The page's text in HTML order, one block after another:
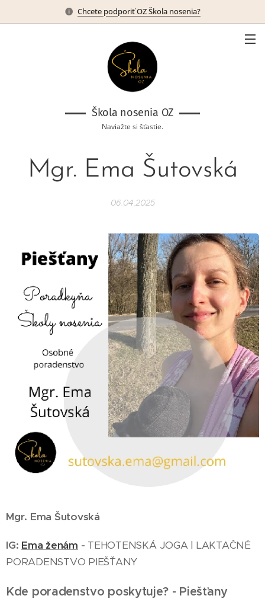
Chcete podporiť OZ Škola nosenia?
Škola nosenia OZ
Naviažte si šťastie.
Mgr. Ema Šutovská
06.04.2025
Mgr. Ema Šutovská
IG: Ema ženám - TEHOTENSKÁ JOGA | LAKTAČNÉ
PORADENSTVO PIEŠŤANY
Kde poradenstvo poskytuje? - Piešťany